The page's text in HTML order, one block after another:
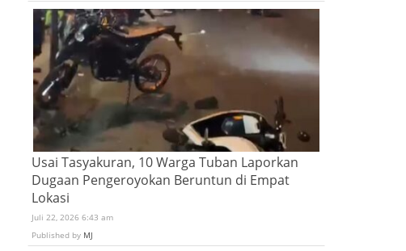
Usai Tasyakuran, 10 Warga Tuban Laporkan
Dugaan Pengeroyokan Beruntun di Empat
Lokasi
Juli 22, 2026 6:43 am
Published by MJ